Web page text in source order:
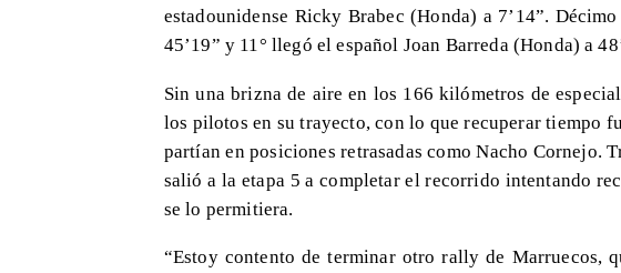
estadounidense Ricky Brabec (Honda) a 7’14”.
45’19” y 11° llegó el español Joan Barreda (Honda) a
Sin una brizna de aire en los 166 kilómetros de
los pilotos en su trayecto, con lo que recuperar tiempo
partían en posiciones retrasadas como Nacho Cornejo.
salió a la etapa 5 a completar el recorrido intentando
se lo permitiera.
“Estoy contento de terminar otro rally de Marruecos,